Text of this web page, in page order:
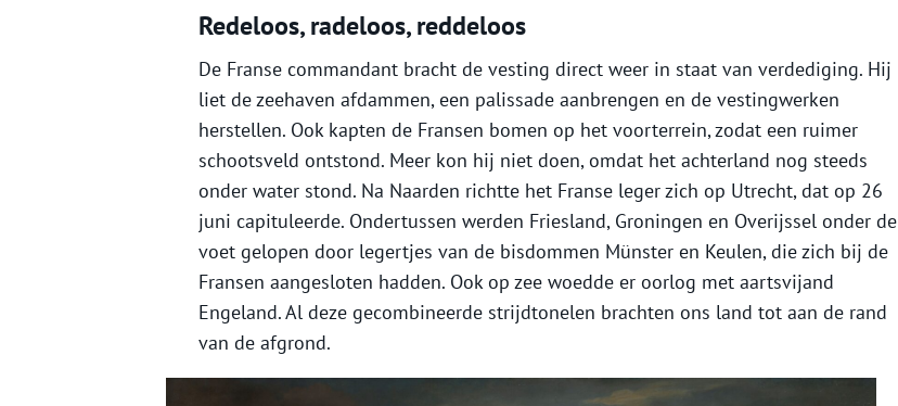
Redeloos, radeloos, reddeloos
De Franse commandant bracht de vesting direct weer in staat van verdediging. Hij
liet de zeehaven afdammen, een palissade aanbrengen en de vestingwerken
herstellen. Ook kapten de Fransen bomen op het voorterrein, zodat een ruimer
schootsveld ontstond. Meer kon hij niet doen, omdat het achterland nog steeds
onder water stond. Na Naarden richtte het Franse leger zich op Utrecht, dat op 26
juni capituleerde. Ondertussen werden Friesland, Groningen en Overijssel onder de
voet gelopen door legertjes van de bisdommen Münster en Keulen, die zich bij de
Fransen aangesloten hadden. Ook op zee woedde er oorlog met aartsvijand
Engeland. Al deze gecombineerde strijdtonelen brachten ons land tot aan de rand
van de afgrond.